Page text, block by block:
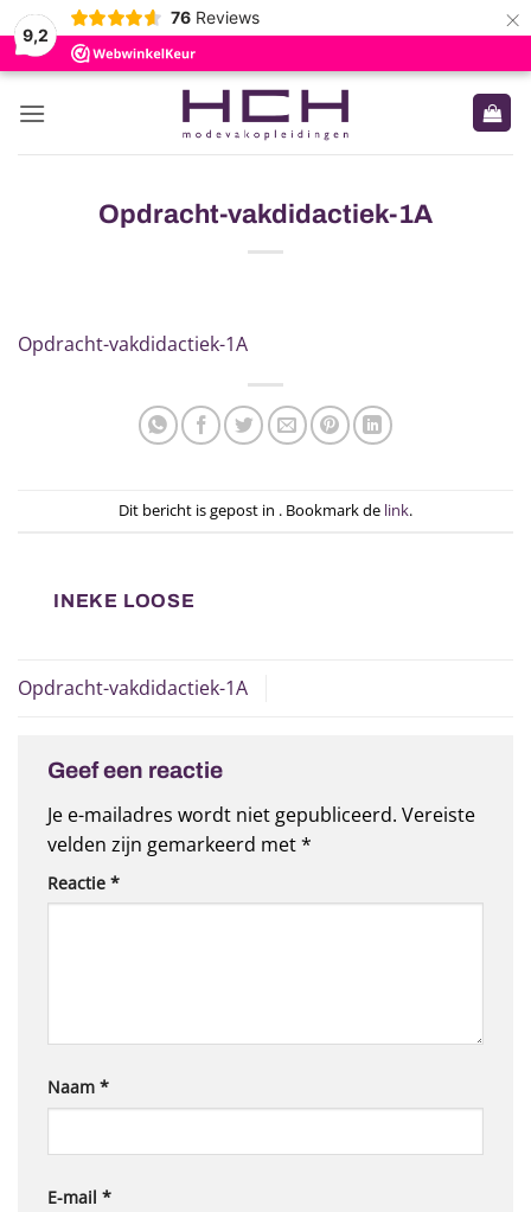
9,2
76 Reviews ×
Ga
naar
Opdracht-vakdidactiek-1A
Opdracht-vakdidactiek-1A
Dit bericht is gepost in . Bookmark de link.
INEKE LOOSE
Opdracht-vakdidactiek-1A
Geef een reactie
Je e-mailadres wordt niet gepubliceerd. Vereiste
velden zijn gemarkeerd met*
Reactie *
Naam *
E-mail *